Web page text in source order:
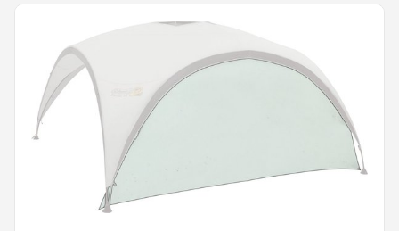
extra privacy - grijs